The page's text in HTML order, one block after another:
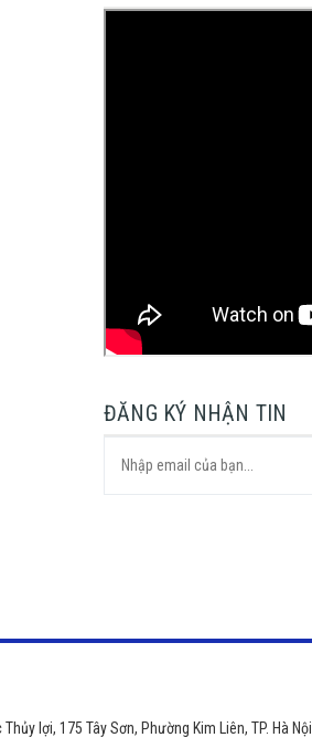
ĐĂNG KÝ NHẬN TIN
lợi, 175 Tây Sơn, Phường Kim Liên, TP. Hà Nội